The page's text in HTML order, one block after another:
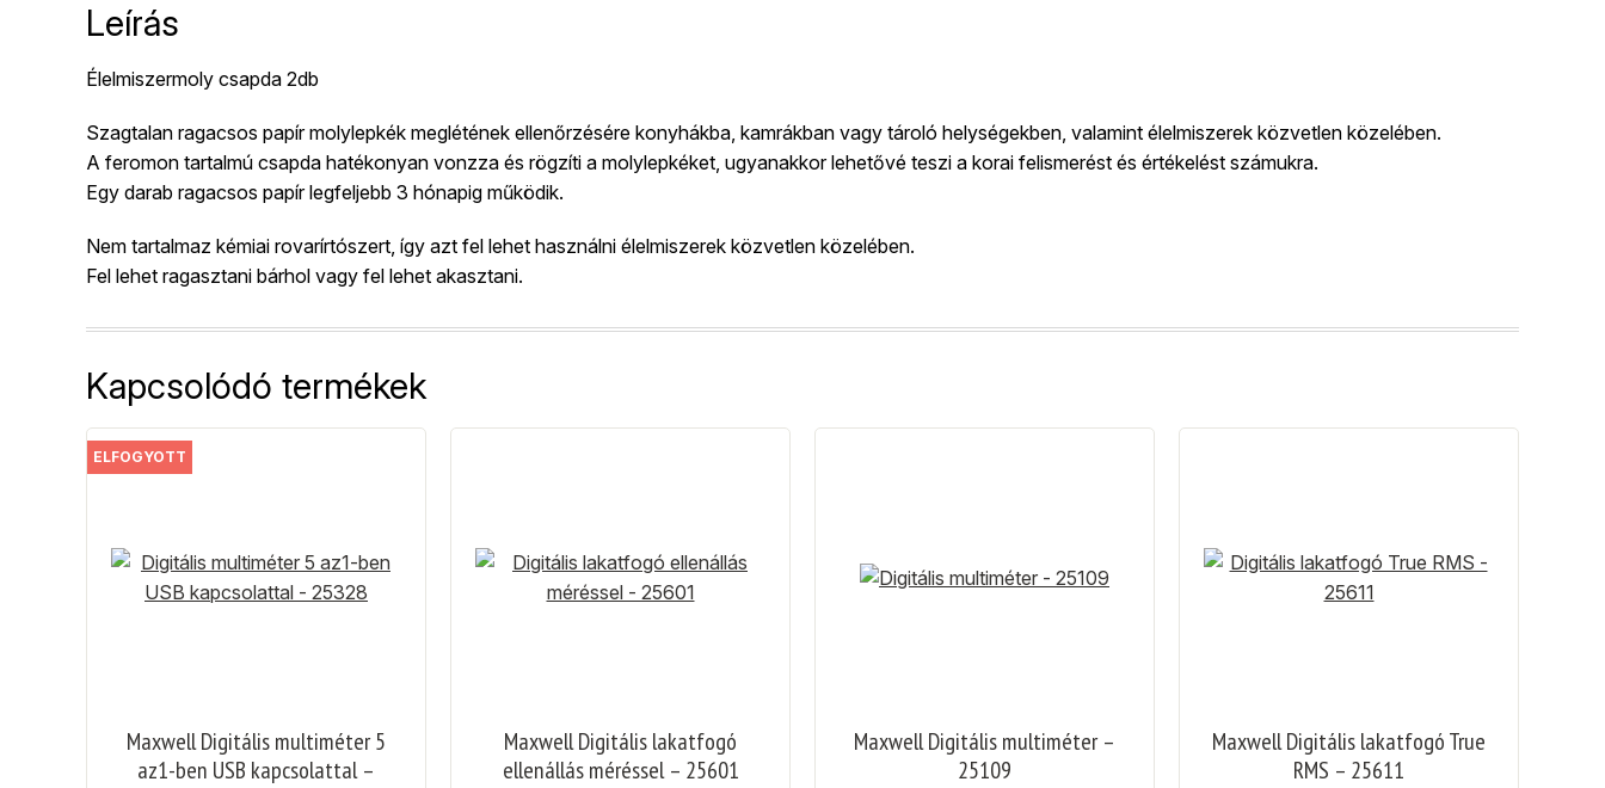
Leírás
Élelmiszermoly csapda 2db
Szagtalan ragacsos papír molylepkék meglétének ellenőrzésére konyhákba, kamrákban vagy tároló helységekben, valamint élelmiszerek közvetlen közelében.
A feromon tartalmú csapda hatékonyan vonzza és rögzíti a molylepkéket, ugyanakkor lehetővé teszi a korai felismerést és értékelést számukra.
Egy darab ragacsos papír legfeljebb 3 hónapig működik.
Nem tartalmaz kémiai rovarírtószert, így azt fel lehet használni élelmiszerek közvetlen közelében.
Fel lehet ragasztani bárhol vagy fel lehet akasztani.
Kapcsolódó termékek
ELFOGYOTT
Maxwell Digitális multiméter 5
az1-ben USB kapcsolattal –
Maxwell Digitális lakatfogó
ellenállás méréssel – 25601
Maxwell Digitális multiméter –
25109
Maxwell Digitális lakatfogó True
RMS – 25611